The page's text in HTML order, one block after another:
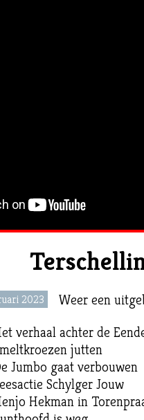
2023
Weer een
verhaal achter de
jutten
Jumbo gaat verbouwen
Schylger Jouw
Hekman in